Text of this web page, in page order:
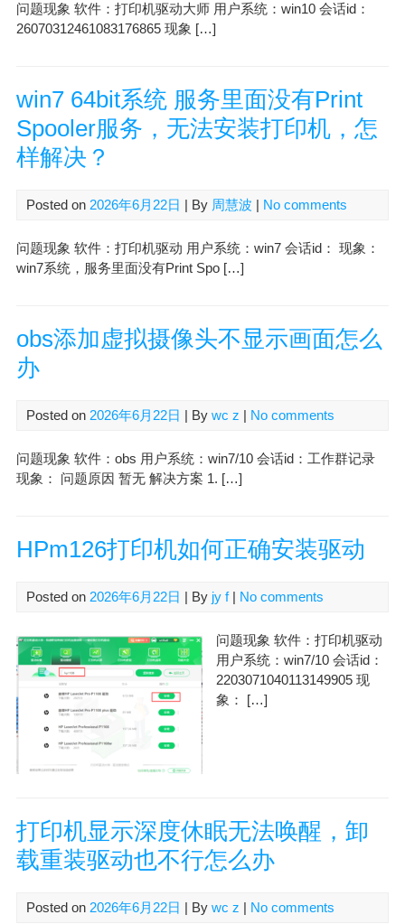
问题现象 软件：打印机驱动大师 用户系统：win10 会话id：
26070312461083176865 现象 […]
win7 64bit系统 服务里面没有Print
Spooler服务，无法安装打印机，怎
样解决？
Posted on 2026年6月22日 | By 周慧波 No comments
问题现象 软件：打印机驱动 用户系统：win7 会话id： 现象：
win7系统，服务里面没有Print Spo […]
obs添加虚拟摄像头不显示画面怎么
办
Posted on 2026年6月22日 | By wc z No comments
问题现象 软件：obs 用户系统：win7/10 会话id：工作群记录
现象： 问题原因 暂无 解决方案 1. […]
HPm126打印机如何正确安装驱动
Posted on 2026年6月22日 | By jy f| No comments
问题现象 软件：打印机驱动
用户系统：win7/10 会话id：
2203071040113149905 现
象： […]
打印机显示深度休眠无法唤醒，卸
载重装驱动也不行怎么办
Posted on 2026年6月22日 | By wc z | No comments